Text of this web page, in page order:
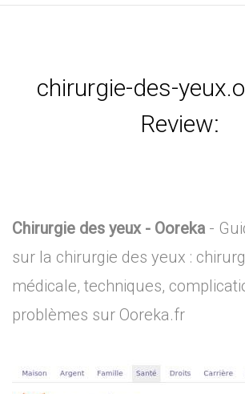
chirurgie-des-
Review:
Chirurgie des yeux - Ooreka -
sur la chirurgie des yeux :
médicale, techniques,
problèmes sur Ooreka.fr